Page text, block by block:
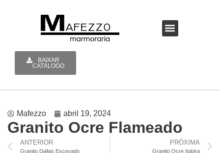
BAIXAR
CATÁLOGO
Mafezzo abril 19, 2024
Granito Ocre Flameado
ANTERIOR
Granito Dallas Escovado
PRÓXIMA
Granito Ocre Itabira